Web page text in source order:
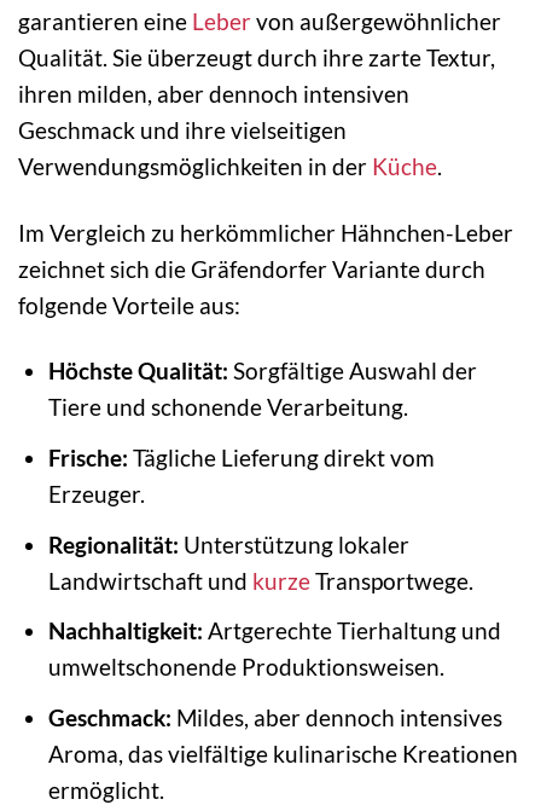
garantieren eine Lebervon außergewöhnlicher
Qualität. Sie überzeugt durch ihre zarte Textur,
ihren milden, aber dennoch intensiven
Geschmack und ihre vielseitigen
Verwendungsmöglichkeiten in der Küche
Im Vergleich zu herkömmlicher Hähnchen-Leber
zeichnet sich die Gräfendorfer Variante durch
folgende Vorteile aus:
Höchste Qualität: Sorgfältige Auswahl der
Tiere und schonende Verarbeitung.
Frische: Tägliche Lieferung direkt vom
Erzeuger.
Regionalität: Unterstützung lokaler
Landwirtschaft und kurzeTransportwege.
Nachhaltigkeit: Artgerechte Tierhaltung und
umweltschonende Produktionsweisen.
Geschmack: Mildes, aber dennoch intensives
Aroma, das vielfältige kulinarische Kreationen
ermöglicht.